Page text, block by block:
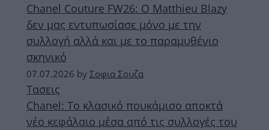
Chanel Couture FW26: Ο Matthieu Blazy
δεν μας εντυπωσίασε μόνο με την
συλλογή αλλά και με το παραμυθένιο
σκηνικό
07.07.2026 by Σοφια Σουζα
Τασεις
Chanel: Το κλασικό πουκάμισο αποκτά
νέο κεφάλαιο μέσα από τις συλλογές του